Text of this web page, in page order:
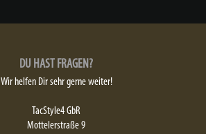
DU HAST FRAGEN?
Wir helfen Dir sehr gerne weiter!
TacStyle4 GbR
Mottelerstraße 9